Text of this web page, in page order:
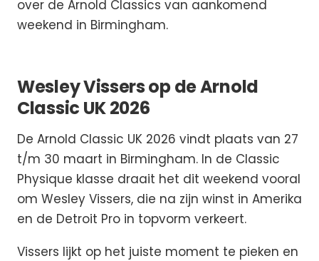
over de Arnold Classics van aankomend
weekend in Birmingham.
Wesley Vissers op de Arnold
Classic UK 2026
De Arnold Classic UK 2026 vindt plaats van 27
t/m 30 maart in Birmingham. In de Classic
Physique klasse draait het dit weekend vooral
om Wesley Vissers, die na zijn winst in Amerika
en de Detroit Pro in topvorm verkeert.
Vissers lijkt op het juiste moment te pieken en